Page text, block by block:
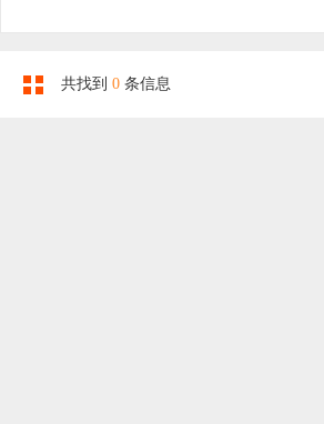
共找到 0 条信息